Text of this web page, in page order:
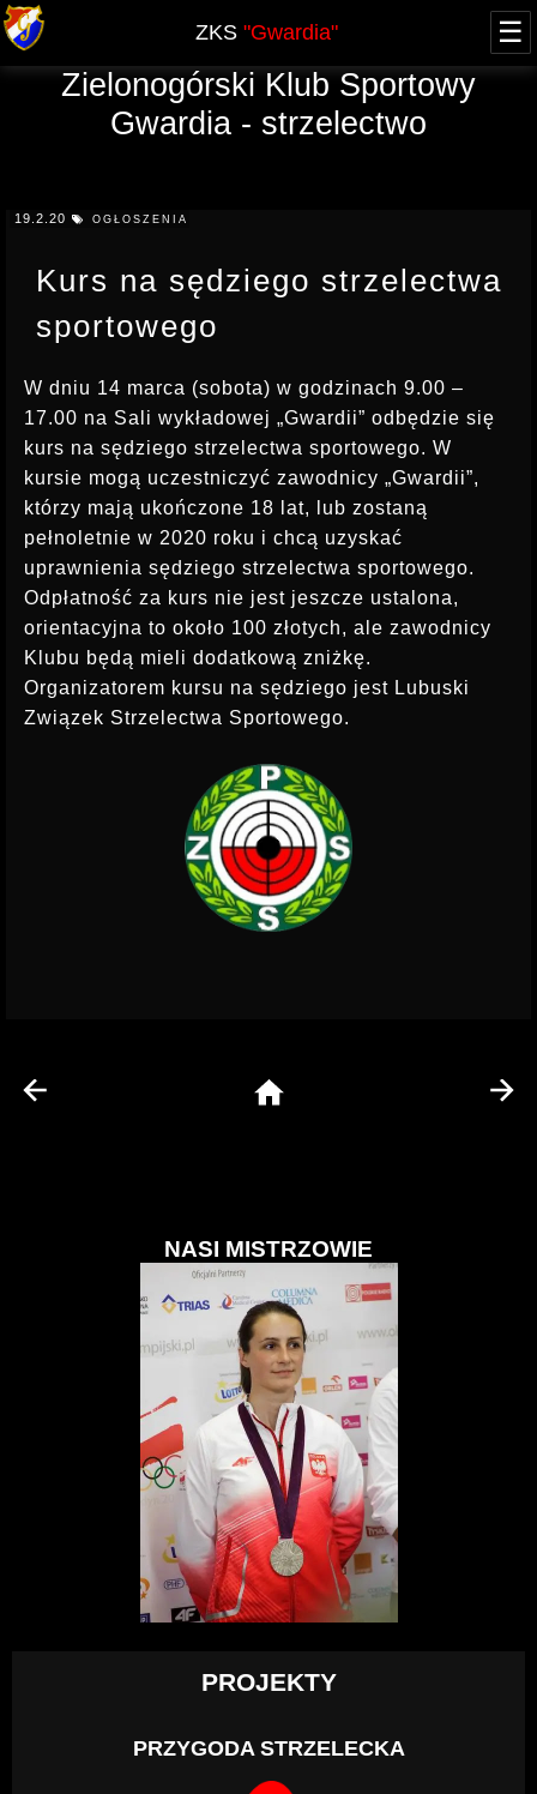
ZKS"Gwardia" ☰
JUBILEUSZ 60-lecia
REGULAMINY, UPRAWNIENIA
XXV FOOM 2019
ARCHIWUM
PRZYSTĄPIENIE
REGULAMIN
POZWOLENIE NA BROŃ
KOMUNIKATY
KURSY
TERMINY KURSÓW, UPRAWNIENIA
KWALIFIKOWANY PRACOWNIK OCHRONY
DOSKONALĄCY PRACOWNIKA OCHRONY
KURS DETEKTYWA
PROWADZĄCY STRZELANIE
INSTRUKTOR STRZELECTWA
OFERTA
RODO
KONTAKT
Zielonogórski Klub Sportowy
Gwardia - strzelectwo
Kurs na sędziego strzelectwa
sportowego
19.2.20 OGŁOSZENIA
W dniu 14 marca (sobota) w godzinach 9.00 –
17.00 na Sali wykładowej „Gwardii” odbędzie się
kurs na sędziego strzelectwa sportowego. W
kursie mogą uczestniczyć zawodnicy „Gwardii”,
którzy mają ukończone 18 lat, lub zostaną
pełnoletnie w 2020 roku i chcą uzyskać
uprawnienia sędziego strzelectwa sportowego.
Odpłatność za kurs nie jest jeszcze ustalona,
orientacyjna to około 100 złotych, ale zawodnicy
Klubu będą mieli dodatkową zniżkę.
Organizatorem kursu na sędziego jest Lubuski
Związek Strzelectwa Sportowego.
NASI MISTRZOWIE
PROJEKTY
PRZYGODA STRZELECKA